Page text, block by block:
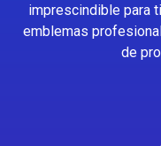
imprescindible para
emblemas
de